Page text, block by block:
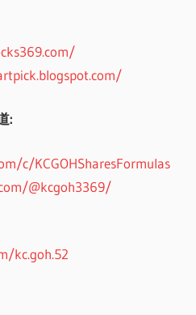
:
c/KCGOHSharesFormulas
@kcgoh3369/
kc.goh.52